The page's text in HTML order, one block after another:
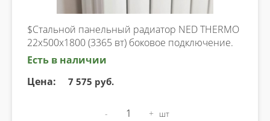
$Стальной панельный радиатор NED THERMO
22х500х1800 (3365 вт) боковое подключение.
Есть в наличии
Цена:
7 575 руб.
- + шт